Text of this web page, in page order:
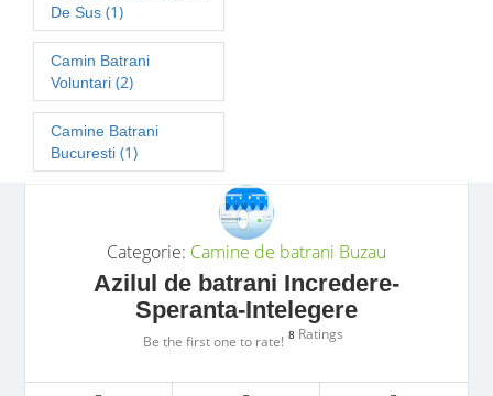
De Sus (1)
Camin Batrani
Voluntari (2)
Camine Batrani
Bucuresti (1)
Categorie: Camine de batrani Buzau
Azilul de batrani Incredere-
Speranta-Intelegere
Be the first one to rate! 8 Ratings